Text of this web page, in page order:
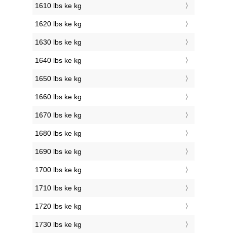
1610 lbs ke kg
1620 lbs ke kg
1630 lbs ke kg
1640 lbs ke kg
1650 lbs ke kg
1660 lbs ke kg
1670 lbs ke kg
1680 lbs ke kg
1690 lbs ke kg
1700 lbs ke kg
1710 lbs ke kg
1720 lbs ke kg
1730 lbs ke kg